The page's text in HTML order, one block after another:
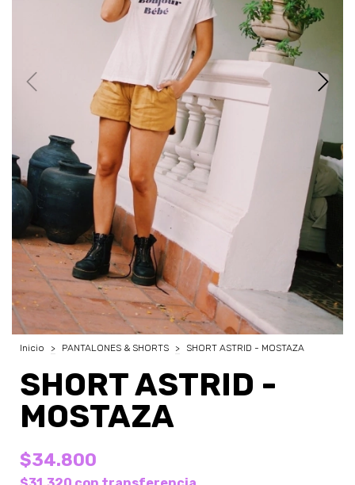
Inicio > PANTALONES & SHORTS > SHORT ASTRID - MOSTAZA
SHORT ASTRID -
MOSTAZA
$34.800